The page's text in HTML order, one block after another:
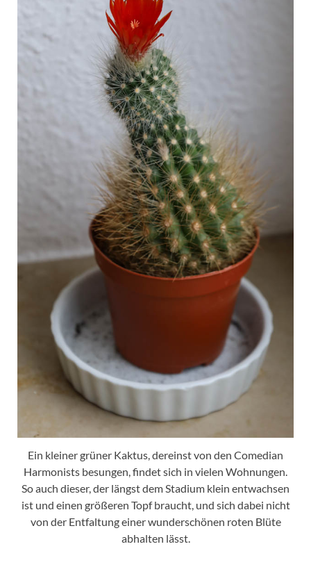
Ein kleiner grüner Kaktus, dereinst von den Comedian
Harmonists besungen, findet sich in vielen Wohnungen.
So auch dieser, der längst dem Stadium klein entwachsen
ist und einen größeren Topf braucht, und sich dabei nicht
von der Entfaltung einer wunderschönen roten Blüte
abhalten lässt.